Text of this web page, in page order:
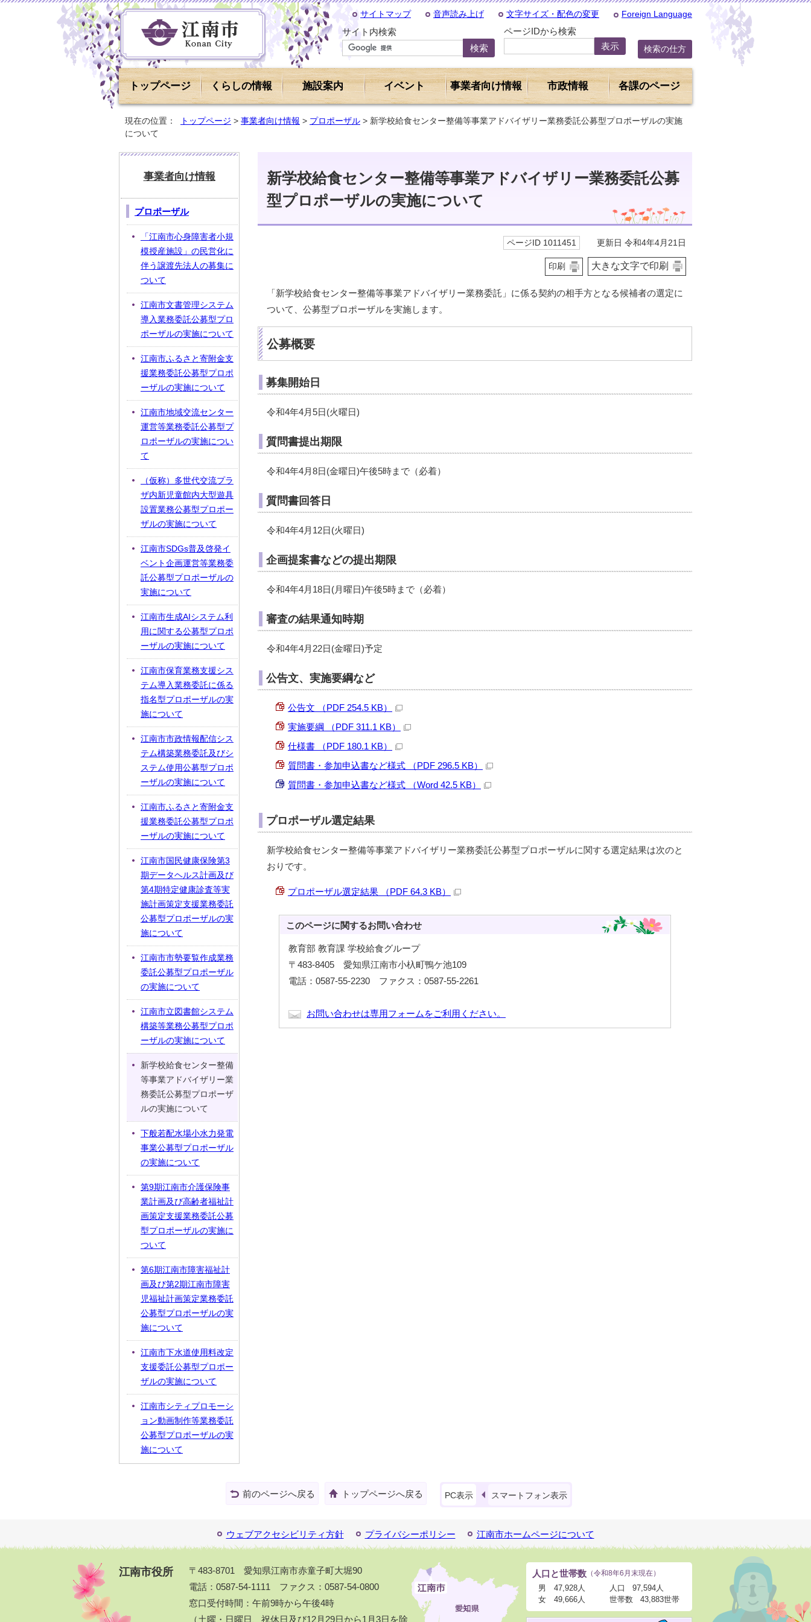
サイトマップ 音声読み上げ 文字サイズ・配色の変更 Foreign Language
サイト内検索 ページIDから検索
検索の仕方
トップページ くらしの情報 施設案内 イベント 事業者向け情報 市政情報 各課のページ
現在の位置： トップページ > 事業者向け情報 > プロポーザル > 新学校給食センター整備等事業アドバイザリー業務委託公募型プロポーザルの実施
について
新学校給食センター整備等事業アドバイザリー業務委託公募
型プロポーザルの実施について
ページID 1011451 更新日 令和4年4月21日
印刷 大きな文字で印刷
「新学校給食センター整備等事業アドバイザリー業務委託」に係る契約の相手方となる候補者の選定に
ついて、公募型プロポーザルを実施します。
公募概要
募集開始日
令和4年4月5日(火曜日)
質問書提出期限
令和4年4月8日(金曜日)午後5時まで（必着）
質問書回答日
令和4年4月12日(火曜日)
企画提案書などの提出期限
令和4年4月18日(月曜日)午後5時まで（必着）
審査の結果通知時期
令和4年4月22日(金曜日)予定
公告文、実施要綱など
公告文 （PDF 254.5 KB）
実施要綱 （PDF 311.1 KB）
仕様書 （PDF 180.1 KB）
質問書・参加申込書など様式 （PDF 296.5 KB）
質問書・参加申込書など様式 （Word 42.5 KB）
プロポーザル選定結果
新学校給食センター整備等事業アドバイザリー業務委託公募型プロポーザルに関する選定結果は次のと
おりです。
プロポーザル選定結果 （PDF 64.3 KB）
このページに関するお問い合わせ
教育部 教育課 学校給食グループ
〒483-8405 愛知県江南市小杁町鴨ケ池109
電話：0587-55-2230 ファクス：0587-55-2261
お問い合わせは専用フォームをご利用ください。
事業者向け情報
プロポーザル
「江南市心身障害者小規
模授産施設」の民営化に
伴う譲渡先法人の募集に
ついて
江南市文書管理システム
導入業務委託公募型プロ
ポーザルの実施について
江南市ふるさと寄附金支
援業務委託公募型プロポ
ーザルの実施について
江南市地域交流センター
運営等業務委託公募型プ
ロポーザルの実施につい
て
（仮称）多世代交流プラ
ザ内新児童館内大型遊具
設置業務公募型プロポー
ザルの実施について
江南市SDGs普及啓発イ
ベント企画運営等業務委
託公募型プロポーザルの
実施について
江南市生成AIシステム利
用に関する公募型プロポ
ーザルの実施について
江南市保育業務支援シス
テム導入業務委託に係る
指名型プロポーザルの実
施について
江南市市政情報配信シス
テム構築業務委託及びシ
ステム使用公募型プロポ
ーザルの実施について
江南市ふるさと寄附金支
援業務委託公募型プロポ
ーザルの実施について
江南市国民健康保険第3
期データヘルス計画及び
第4期特定健康診査等実
施計画策定支援業務委託
公募型プロポーザルの実
施について
江南市市勢要覧作成業務
委託公募型プロポーザル
の実施について
江南市立図書館システム
構築等業務公募型プロポ
ーザルの実施について
新学校給食センター整備
等事業アドバイザリー業
務委託公募型プロポーザ
ルの実施について
下般若配水場小水力発電
事業公募型プロポーザル
の実施について
第9期江南市介護保険事
業計画及び高齢者福祉計
画策定支援業務委託公募
型プロポーザルの実施に
ついて
第6期江南市障害福祉計
画及び第2期江南市障害
児福祉計画策定業務委託
公募型プロポーザルの実
施について
江南市下水道使用料改定
支援委託公募型プロポー
ザルの実施について
江南市シティプロモーシ
ョン動画制作等業務委託
公募型プロポーザルの実
施について
前のページへ戻る トップページへ戻る PC表示 スマートフォン表示
ウェブアクセシビリティ方針 プライバシーポリシー 江南市ホームページについて
江南市役所
〒483-8701 愛知県江南市赤童子町大堀90
電話：0587-54-1111 ファクス：0587-54-0800
窓口受付時間：午前9時から午後4時
（土曜・日曜日、祝休日及び12月29日から1月3日を除
人口と世帯数 （令和8年6月末現在）
男
47,928人
女
49,666人
人口
97,594人
世帯数
43,883世帯